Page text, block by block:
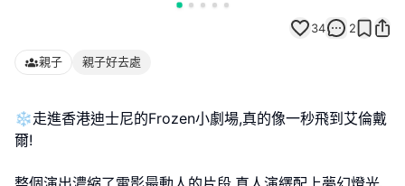
34 2
親子 親子好去處
❄️走進香港迪士尼的Frozen小劇場,真的像一秒飛到艾倫戴
爾!